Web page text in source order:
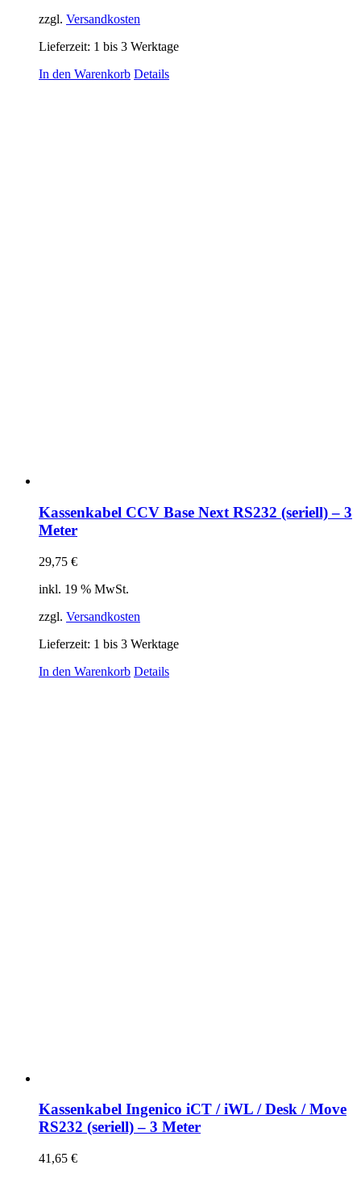
zzgl. Versandkosten
Lieferzeit: 1 bis 3 Werktage
In den Warenkorb Details
Kassenkabel CCV Base Next RS232 (seriell) – 3
Meter
29,75 €
inkl. 19 % MwSt.
zzgl. Versandkosten
Lieferzeit: 1 bis 3 Werktage
In den Warenkorb Details
Kassenkabel Ingenico iCT / iWL / Desk / Move
RS232 (seriell) – 3 Meter
41,65 €